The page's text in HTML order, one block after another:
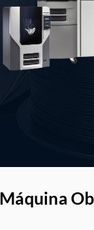
Máquina